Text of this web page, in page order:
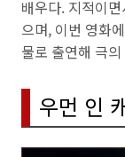
배우다. 지적이
으며, 이번 영화
물로 출연해 극
우먼 인